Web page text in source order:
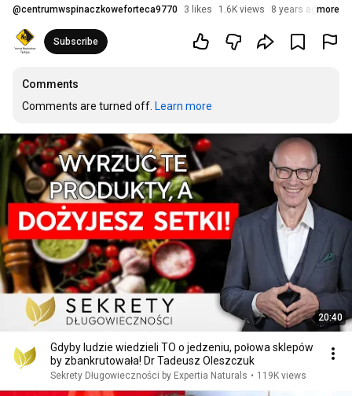
@centrumwspinaczkoweforteca9770 3 likes 1.6K views 8 years agomore
Subscribe
Comments
Comments are turned off. Learn more
20:40
Gdyby ludzie wiedzieli TO o jedzeniu, połowa sklepów
by zbankrutowała! Dr Tadeusz Oleszczuk
Sekrety Długowieczności by Expertia Naturals • 119K views